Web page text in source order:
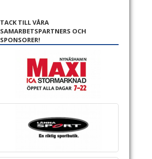
TACK TILL VÅRA
SAMARBETSPARTNERS OCH
SPONSORER!